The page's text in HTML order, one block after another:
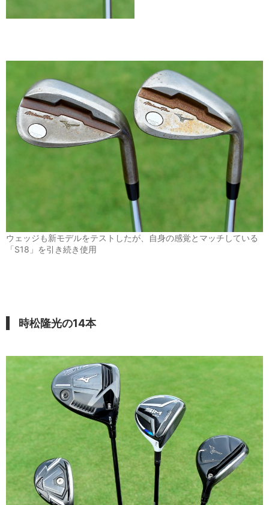
ウェッジも新モデルをテストしたが、自身の感覚とマッチしている
「S18」を引き続き使用
時松隆光の14本